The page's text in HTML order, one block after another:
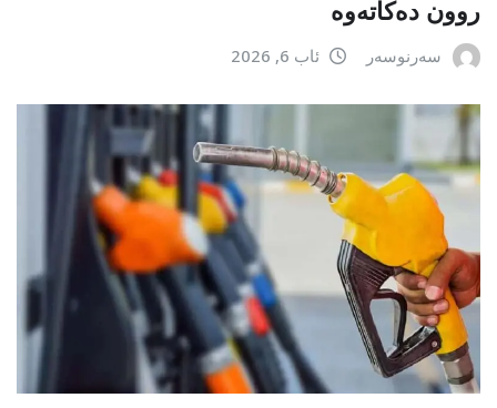
روون دەکاتەوە
سەرنوسەر ئاب 6, 2026